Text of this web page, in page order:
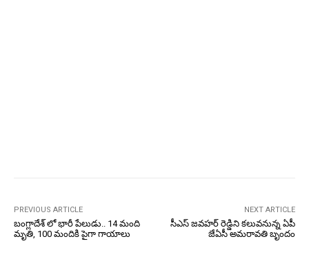
PREVIOUS ARTICLE
బంగ్లాదేశ్‌ లో భారీ పేలుడు.. 14 మంది
మృతి, 100 మందికి పైగా గాయాలు
NEXT ARTICLE
సీఎస్ జవహర్ రెడ్డిని కలువనున్న ఏపీ
జేఏసీ అమరావతి బృందం